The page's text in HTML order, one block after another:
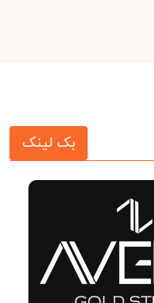
بک لینک